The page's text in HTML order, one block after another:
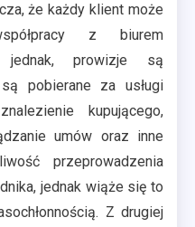
że każdy klient może
z biurem
jednak, prowizje są
pobierane za usługi
kupującego,
umów oraz inne
przeprowadzenia
jednak wiąże się to
Z drugiej